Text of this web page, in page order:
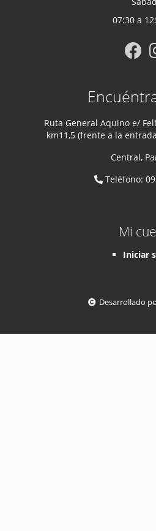
07:30 a
Ruta General Aquino e/
km11,5 (frente a la
Central,
Teléfono:
Mi
Iniciar
Desarrollado